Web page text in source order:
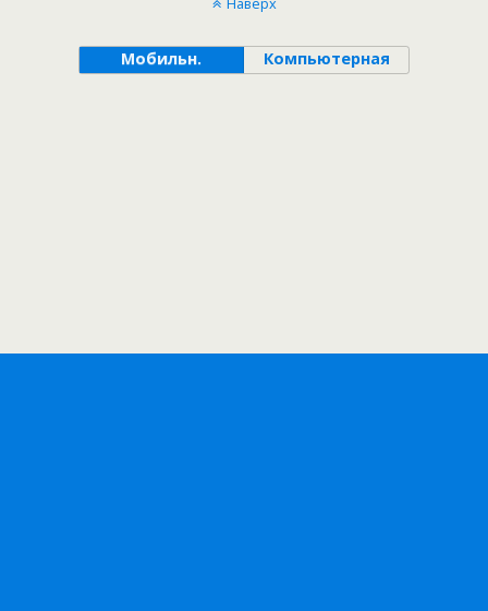
Мобильн. Компьютерная